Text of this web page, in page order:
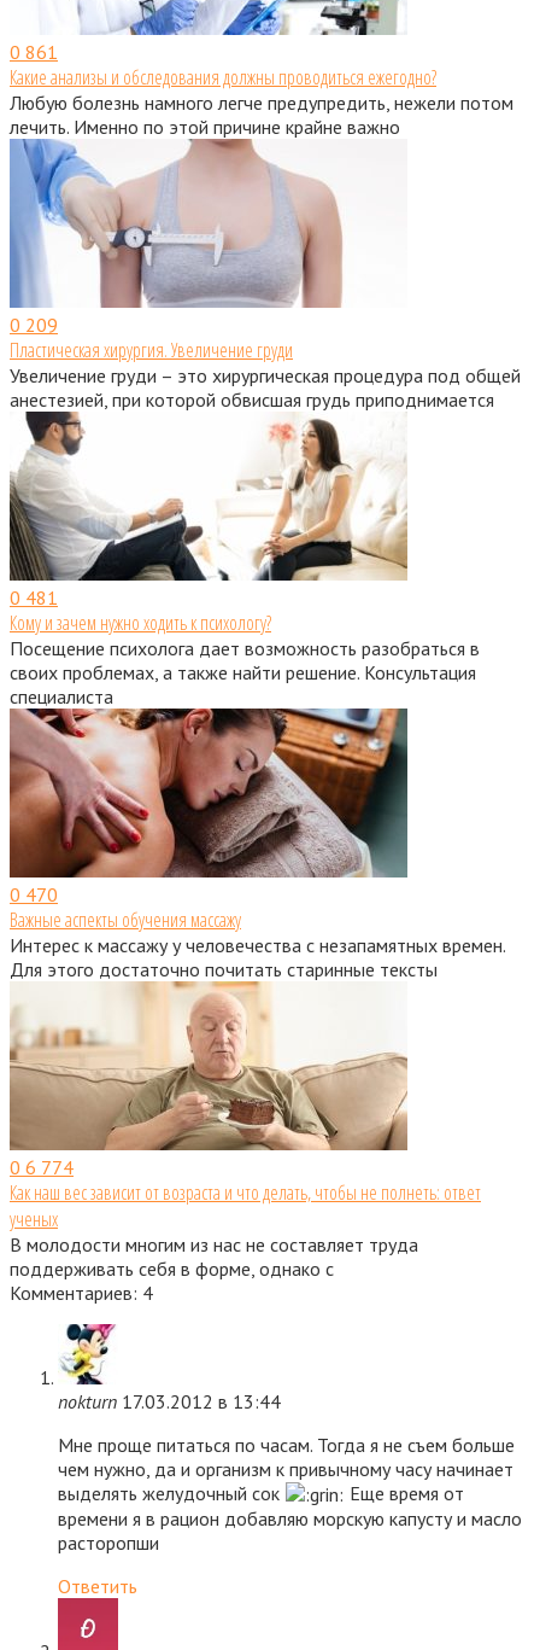
0 861
Какие анализы и обследования должны проводиться ежегодно?
Любую болезнь намного легче предупредить, нежели потом
лечить. Именно по этой причине крайне важно
0 209
Пластическая хирургия. Увеличение груди
Увеличение груди – это хирургическая процедура под общей
анестезией, при которой обвисшая грудь приподнимается
0 481
Кому и зачем нужно ходить к психологу?
Посещение психолога дает возможность разобраться в
своих проблемах, а также найти решение. Консультация
специалиста
0 470
Важные аспекты обучения массажу
Интерес к массажу у человечества с незапамятных времен.
Для этого достаточно почитать старинные тексты
0 6 774
Как наш вес зависит от возраста и что делать, чтобы не полнеть: ответ
ученых
В молодости многим из нас не составляет труда
поддерживать себя в форме, однако с
Комментариев: 4
nokturn 17.03.2012 в 13:44
Мне проще питаться по часам. Тогда я не съем больше
чем нужно, да и организм к привычному часу начинает
выделять желудочный сок
Еще время от
времени я в рацион добавляю морскую капусту и масло
расторопши
Ответить